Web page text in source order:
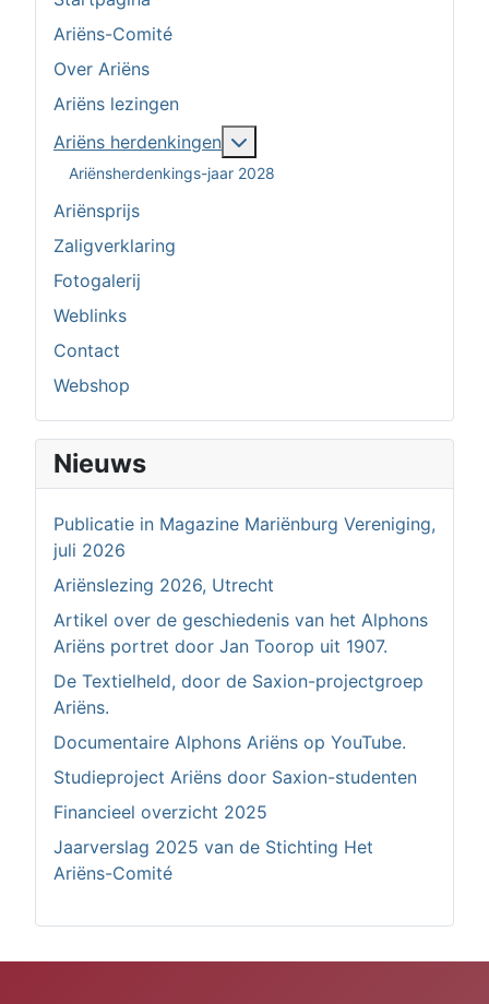
Ariëns-Comité
Over Ariëns
Ariëns lezingen
Ariëns herdenkingen
Ariënsherdenkings-jaar 2028
Ariënsprijs
Zaligverklaring
Fotogalerij
Weblinks
Contact
Webshop
Nieuws
Publicatie in Magazine Mariënburg Vereniging,
juli 2026
Ariënslezing 2026, Utrecht
Artikel over de geschiedenis van het Alphons
Ariëns portret door Jan Toorop uit 1907.
De Textielheld, door de Saxion-projectgroep
Ariëns.
Documentaire Alphons Ariëns op YouTube.
Studieproject Ariëns door Saxion-studenten
Financieel overzicht 2025
Jaarverslag 2025 van de Stichting Het
Ariëns-Comité